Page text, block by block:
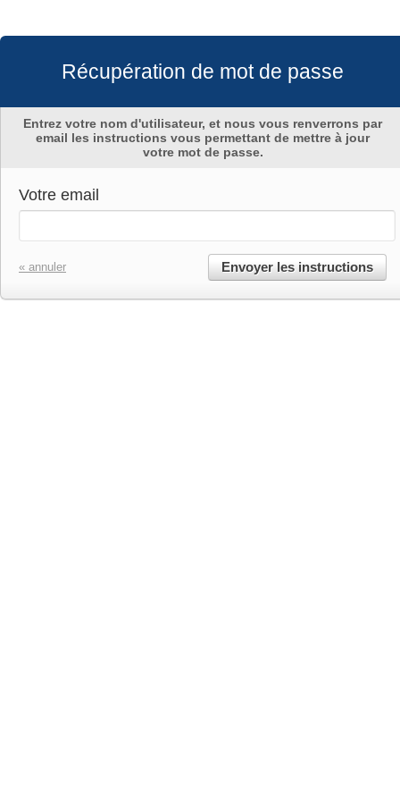
Récupération de mot de passe
Entrez votre nom d'utilisateur, et nous vous renverrons par
email les instructions vous permettant de mettre à jour
votre mot de passe.
Votre email
« annuler Envoyer les instructions